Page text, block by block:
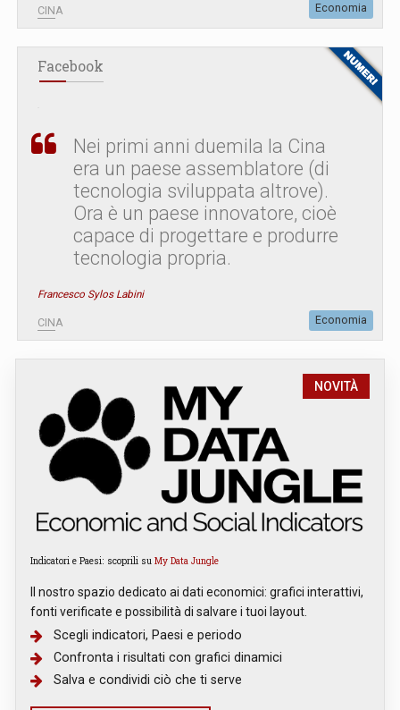
CINA Economia
Facebook
Nei primi anni duemila la Cina
era un paese assemblatore (di
tecnologia sviluppata altrove).
Ora è un paese innovatore, cioè
capace di progettare e produrre
tecnologia propria.
Francesco Sylos Labini
CINA Economia
NOVITÀ
Indicatori e Paesi: scoprili su My Data Jungle
Il nostro spazio dedicato ai dati economici: grafici interattivi,
fonti verificate e possibilità di salvare i tuoi layout.
Scegli indicatori, Paesi e periodo
Confronta i risultati con grafici dinamici
Salva e condividi ciò che ti serve